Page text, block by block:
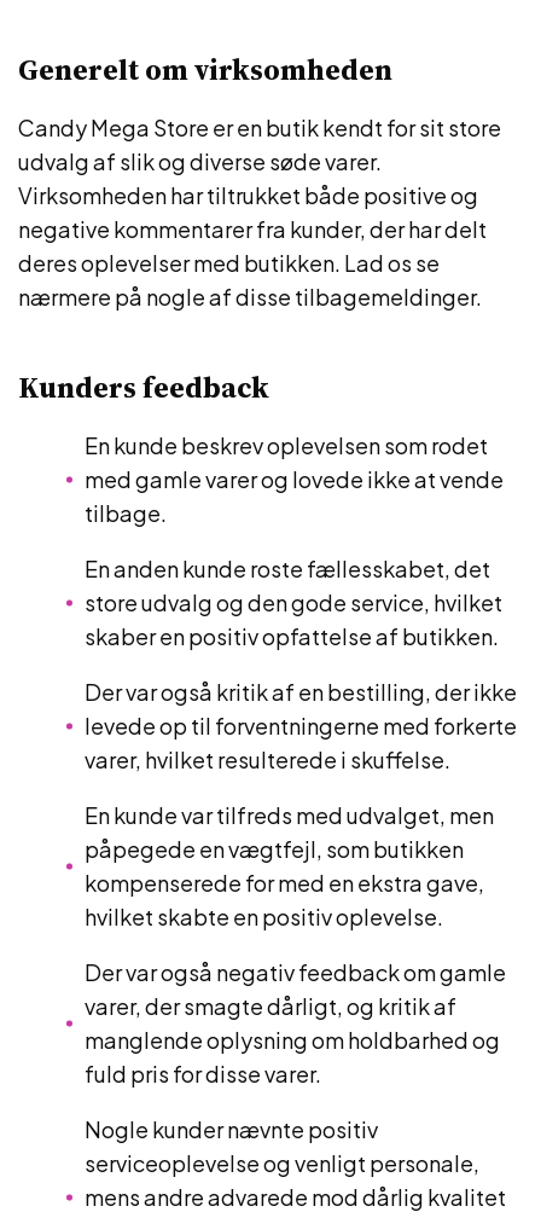
Generelt om virksomheden
Candy Mega Store er en butik kendt for sit store
udvalg af slik og diverse søde varer.
Virksomheden har tiltrukket både positive og
negative kommentarer fra kunder, der har delt
deres oplevelser med butikken. Lad os se
nærmere på nogle af disse tilbagemeldinger.
Kunders feedback
En kunde beskrev oplevelsen som rodet
med gamle varer og lovede ikke at vende
tilbage.
En anden kunde roste fællesskabet, det
store udvalg og den gode service, hvilket
skaber en positiv opfattelse af butikken.
Der var også kritik af en bestilling, der ikke
levede op til forventningerne med forkerte
varer, hvilket resulterede i skuffelse.
En kunde var tilfreds med udvalget, men
påpegede en vægtfejl, som butikken
kompenserede for med en ekstra gave,
hvilket skabte en positiv oplevelse.
Der var også negativ feedback om gamle
varer, der smagte dårligt, og kritik af
manglende oplysning om holdbarhed og
fuld pris for disse varer.
Nogle kunder nævnte positiv
serviceoplevelse og venligt personale,
mens andre advarede mod dårlig kvalitet